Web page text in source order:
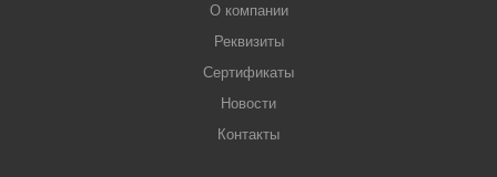
О компании
Реквизиты
Сертификаты
Новости
Контакты